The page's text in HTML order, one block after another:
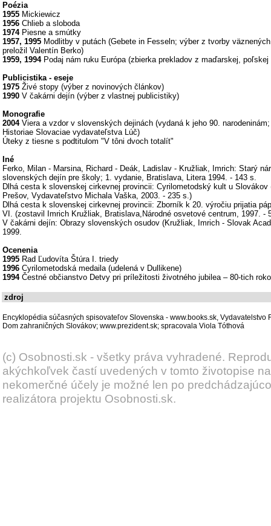
Poézia
1955 Mickiewicz
1956 Chlieb a sloboda
1974Piesne a smútky
1957, 1995 Modlitby v putách (Gebete in Fesseln; výber z tvorby
preložil Valentín Berko)
1959, 1994Podaj nám ruku Európa (zbierka prekladov z maďarskej, poľskej
Publicistika - eseje
1975 Živé stopy (výber z novinových článkov)
1990 V čakárni dejín (výber z vlastnej publicistiky)
Monografie
2004Viera a vzdor v slovenských dejinách (vydaná k jeho 90.
Historiae Slovaciae vydavateľstva Lúč)
Úteky z tiesne s podtitulom "V tôni dvoch totalít"
Iné
Ferko, Milan - Marsina, Richard - Deák, Ladislav - Kružliak, Imrich: Starý
slovenských dejín pre školy; 1. vydanie, Bratislava, Litera 1994. - 143 s.
Dlhá cesta k slovenskej cirkevnej provincii: Cyrilometodský kult u
Prešov, Vydavateľstvo Michala Vaška, 2003. - 235 s.)
Dlhá cesta k slovenskej cirkevnej provincii: Zborník k 20. výročiu prijatia
VI. (zostavil Imrich Kružliak, Bratislava,Národné osvetové centrum, 1997. -
V čakárni dejín: Obrazy slovenských osudov (Kružliak, Imrich - Slovak
1999.
Ocenenia
1995 Rad Ľudovíta Štúra I. triedy
1996 Cyrilometodská medaila (udelená v Dullikene)
1994Čestné občianstvo Detvy pri príležitosti životného jubilea – 80-tich
zdroj
Encyklopédia súčasných spisovateľov Slovenska - www.books.sk, Vydavatelstvo
Dom zahraničných Slovákov; www.prezident.sk; spracovala Viola Tóthová
(c) Osobnosti.sk - všetky práva vyhradené.
akýchkoľvek častí uvedených v tomto životopise
nekomerčné účely je možné len po
realizátora projektu Osobnosti.sk.